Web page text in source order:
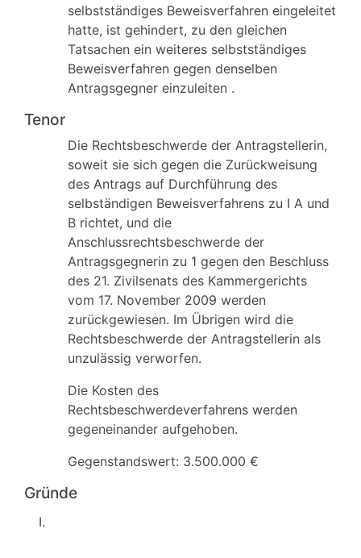
selbstständiges Beweisverfahren eingeleitet
hatte, ist gehindert, zu den gleichen
Tatsachen ein weiteres selbstständiges
Beweisverfahren gegen denselben
Antragsgegner einzuleiten .
Tenor
Die Rechtsbeschwerde der Antragstellerin,
soweit sie sich gegen die Zurückweisung
des Antrags auf Durchführung des
selbständigen Beweisverfahrens zu I A und
B richtet, und die
Anschlussrechtsbeschwerde der
Antragsgegnerin zu 1 gegen den Beschluss
des 21. Zivilsenats des Kammergerichts
vom 17. November 2009 werden
zurückgewiesen. Im Übrigen wird die
Rechtsbeschwerde der Antragstellerin als
unzulässig verworfen.
Die Kosten des
Rechtsbeschwerdeverfahrens werden
gegeneinander aufgehoben.
Gegenstandswert: 3.500.000 €
Gründe
I.